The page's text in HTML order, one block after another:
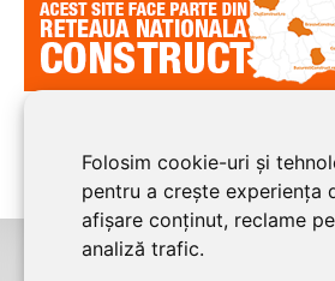
Folosim cookie-uri și
pentru a crește experiența
afișare conținut, reclame
analiză trafic.